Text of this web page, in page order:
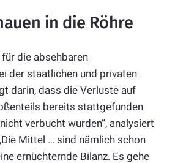
in die Röhre
die absehbaren
der staatlichen und privaten
darin, dass die Verluste auf
bereits stattgefunden
verbucht wurden“, analysiert
Mittel … sind nämlich schon
ernüchternde Bilanz. Es gehe